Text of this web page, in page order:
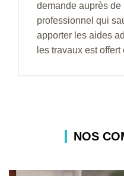
demande auprès de
professionnel qui
apporter les aides
les travaux est
NOS